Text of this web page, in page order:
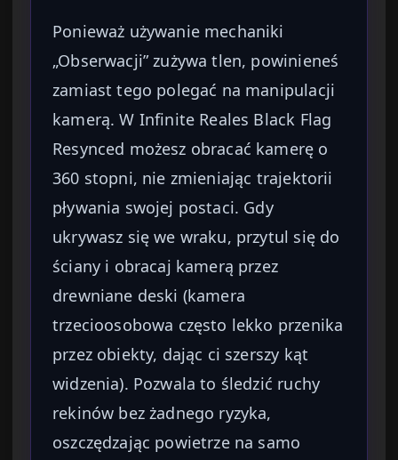
Ponieważ używanie mechaniki
„Obserwacji” zużywa tlen, powinieneś
zamiast tego polegać na manipulacji
kamerą. W Infinite Reales Black Flag
Resynced możesz obracać kamerę o
360 stopni, nie zmieniając trajektorii
pływania swojej postaci. Gdy
ukrywasz się we wraku, przytul się do
ściany i obracaj kamerą przez
drewniane deski (kamera
trzecioosobowa często lekko przenika
przez obiekty, dając ci szerszy kąt
widzenia). Pozwala to śledzić ruchy
rekinów bez żadnego ryzyka,
oszczędzając powietrze na samo